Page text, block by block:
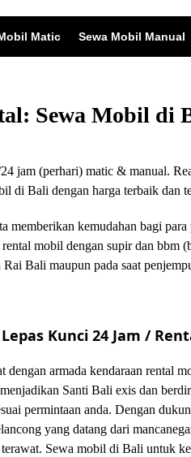
Matic Sewa Mobil Manual
Sewa Mobil di
jam (perhari) matic & manual.
di Bali dengan harga terbaik dan
memberikan kemudahan bagi
mobil dengan supir dan
Bali maupun pada saat
Kunci 24 Jam /
dengan armada kendaraan rental
Santi Bali exis dan
permintaan anda. Dengan
yang datang dari
Sewa mobil di Bali untuk